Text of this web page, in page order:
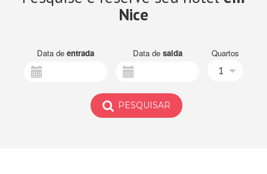
Nice
Data de entrada Data de saida Quartos
1
PESQUISAR